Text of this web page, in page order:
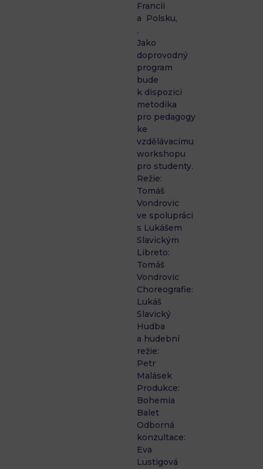
Francii
a Polsku,
.
Jako
doprovodný
program
bude
k dispozici
metodika
pro pedagogy
ke
vzdělávacímu
workshopu
pro studenty.
Režie:
Tomáš
Vondrovic
ve spolupráci
s Lukášem
Slavickým
Libreto:
Tomáš
Vondrovic
Choreografie:
Lukáš
Slavický
Hudba
a hudební
režie:
Petr
Malásek
Produkce:
Bohemia
Balet
Odborná
konzultace:
Eva
Lustigová